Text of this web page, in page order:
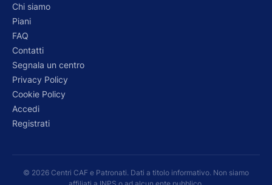
Chi siamo
Piani
FAQ
Contatti
Segnala un centro
Privacy Policy
Cookie Policy
Accedi
Registrati
© 2026 Centri CAF e Patronati. Dati a titolo informativo. Non siamo